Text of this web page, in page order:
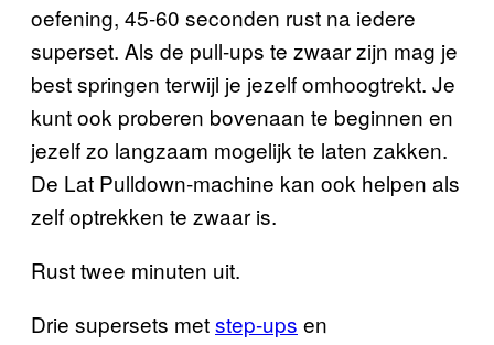
oefening, 45-60 seconden rust na iedere
superset. Als de pull-ups te zwaar zijn mag je
best springen terwijl je jezelf omhoogtrekt. Je
kunt ook proberen bovenaan te beginnen en
jezelf zo langzaam mogelijk te laten zakken.
De Lat Pulldown-machine kan ook helpen als
zelf optrekken te zwaar is.
Rust twee minuten uit.
Drie supersets metstep-ups en